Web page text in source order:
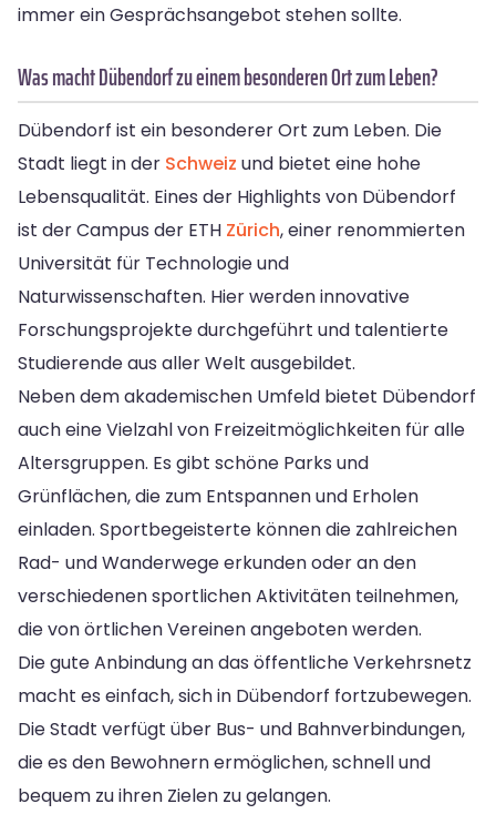
immer ein Gesprächsangebot stehen sollte.
Was macht Dübendorf zu einem besonderen Ort zum Leben?
Dübendorf ist ein besonderer Ort zum Leben. Die
Stadt liegt in der Schweiz und bietet eine hohe
Lebensqualität. Eines der Highlights von Dübendorf
ist der Campus der ETH Zürich, einer renommierten
Universität für Technologie und
Naturwissenschaften. Hier werden innovative
Forschungsprojekte durchgeführt und talentierte
Studierende aus aller Welt ausgebildet.
Neben dem akademischen Umfeld bietet Dübendorf
auch eine Vielzahl von Freizeitmöglichkeiten für alle
Altersgruppen. Es gibt schöne Parks und
Grünflächen, die zum Entspannen und Erholen
einladen. Sportbegeisterte können die zahlreichen
Rad- und Wanderwege erkunden oder an den
verschiedenen sportlichen Aktivitäten teilnehmen,
die von örtlichen Vereinen angeboten werden.
Die gute Anbindung an das öffentliche Verkehrsnetz
macht es einfach, sich in Dübendorf fortzubewegen.
Die Stadt verfügt über Bus- und Bahnverbindungen,
die es den Bewohnern ermöglichen, schnell und
bequem zu ihren Zielen zu gelangen.